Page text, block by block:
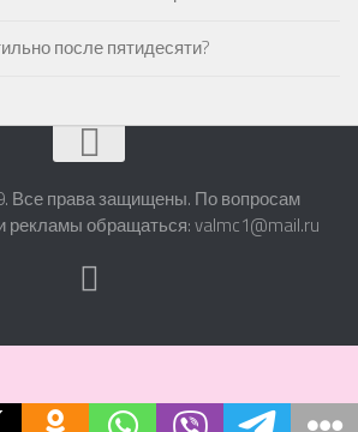
после пятидесяти?
Все права защищены. По вопросам
рекламы обращаться: valmc1@mail.ru